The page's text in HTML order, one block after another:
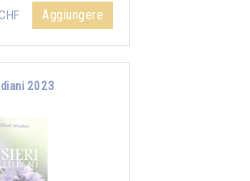
Aggiungere
2023